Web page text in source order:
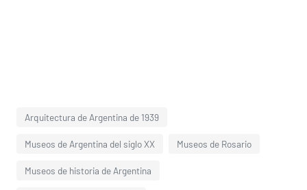
Arquitectura de Argentina de 1939
Museos de Argentina del siglo XX Museos de Rosario
Museos de historia de Argentina